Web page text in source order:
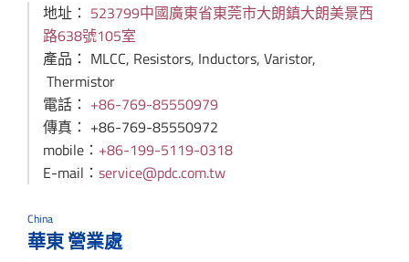
地址： 523799中國廣東省東莞市大朗鎮大朗美景西
路638號105室
產品： MLCC, Resistors, Inductors, Varistor,
Thermistor
電話： +86-769-85550979
傳真： +86-769-85550972
mobile： +86-199-5119-0318
E-mail： service@pdc.com.tw
China
華東 營業處